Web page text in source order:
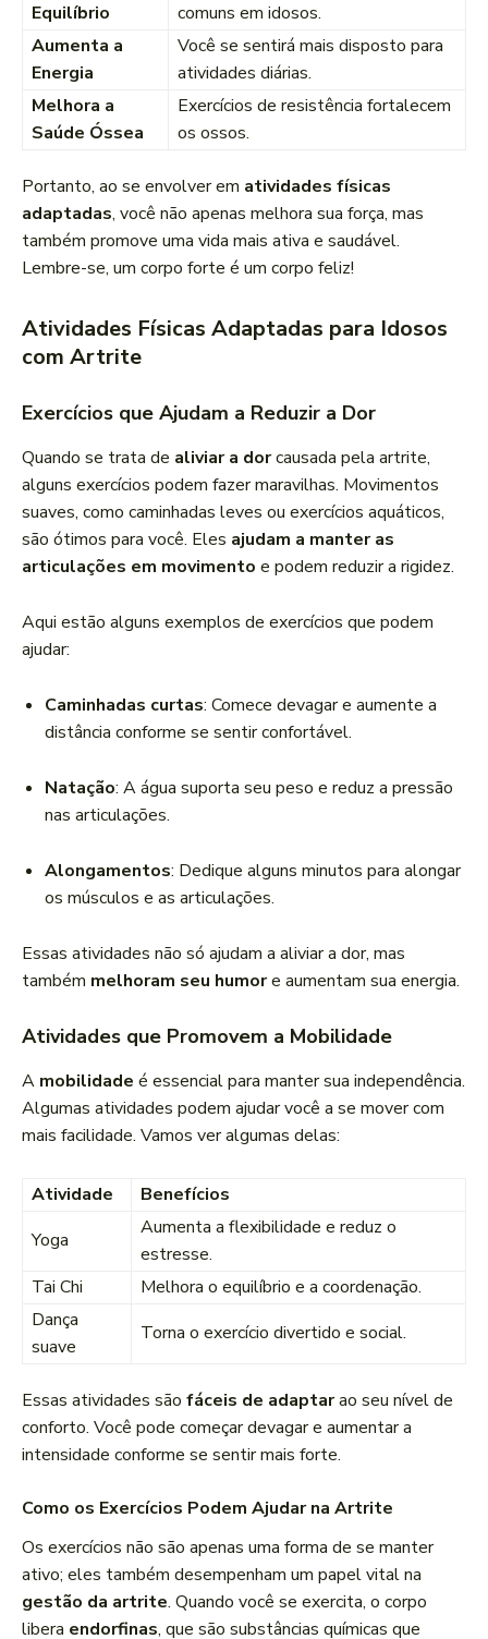
Equilíbrio
comuns em idosos.
Aumenta a
Energia
Você se sentirá mais disposto para
atividades diárias.
Melhora a
Saúde Óssea
Exercícios de resistência fortalecem
os ossos.
Portanto, ao se envolver em atividades físicas
adaptadas, você não apenas melhora sua força, mas
também promove uma vida mais ativa e saudável.
Lembre-se, um corpo forte é um corpo feliz!
Atividades Físicas Adaptadas para Idosos
com Artrite
Exercícios que Ajudam a Reduzir a Dor
Quando se trata de aliviar a dorcausada pela artrite,
alguns exercícios podem fazer maravilhas. Movimentos
suaves, como caminhadas leves ou exercícios aquáticos,
são ótimos para você. Eles ajudam a manter as
articulações em movimento e podem reduzir a rigidez.
Aqui estão alguns exemplos de exercícios que podem
ajudar:
Caminhadas curtas: Comece devagar e aumente a
distância conforme se sentir confortável.
Natação: A água suporta seu peso e reduz a pressão
nas articulações.
Alongamentos: Dedique alguns minutos para alongar
os músculos e as articulações.
Essas atividades não só ajudam a aliviar a dor, mas
também melhoram seu humore aumentam sua energia.
Atividades que Promovem a Mobilidade
A mobilidade é essencial para manter sua independência.
Algumas atividades podem ajudar você a se mover com
mais facilidade. Vamos ver algumas delas:
Atividade
Benefícios
Yoga
Aumenta a flexibilidade e reduz o
estresse.
Tai Chi
Melhora o equilíbrio e a coordenação.
Dança
suave
Torna o exercício divertido e social.
Essas atividades são fáceis de adaptarao seu nível de
conforto. Você pode começar devagar e aumentar a
intensidade conforme se sentir mais forte.
Como os Exercícios Podem Ajudar na Artrite
Os exercícios não são apenas uma forma de se manter
ativo; eles também desempenham um papel vital na
gestão da artrite. Quando você se exercita, o corpo
libera endorfinas, que são substâncias químicas que